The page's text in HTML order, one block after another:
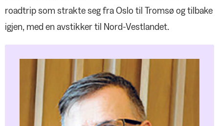
Opprettelse av fremtidsfullmakt
FAGAKTUELT
Rusmiddelbruk og oppsigelse
ORGANISASJON
Arbeid for unge i hele Europa
Rapport fra roadtrip sommeren
2022
NOTABENE
Nyansatte i Negotia
Tilbake til normalen – nesten
I mål med årets avtaleforhandlinger
Hygge og nytte i sommersola
SPØR OSS
roadtrip som strakte seg fra Oslo til Tromsø og tilbake
igjen, med en avstikker til Nord-Vestlandet.